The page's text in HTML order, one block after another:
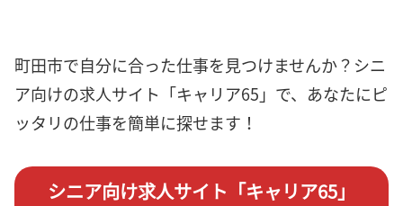
町田市で自分に合った仕事を見つけませんか？シニ
ア向けの求人サイト「キャリア65」で、あなたにピ
ッタリの仕事を簡単に探せます！
シニア向け求人サイト「キャリア65」